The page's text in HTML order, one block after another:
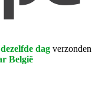
dezelfde dag verzonden
België